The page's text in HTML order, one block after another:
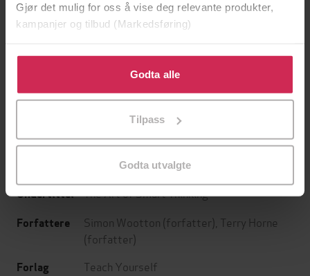
Gjør det mulig for oss å vise deg relevante produkter,
kampanjer og tilbud (Markedsføring)
Klikk på «Godta alle» for å gi oss ditt samtykke til å
bruke cookies for alle disse formålene. Du kan også
tilpasse ditt samtykke til spesifikke formål ved å klikke
Godta alle
Tilpass
Godta utvalgte
Jo Nesbø
Jørn Lier Horst
Undertittel The Art of Smart Thinking
Forfattere Simon Wootton (forfatter), Terry Horne
(forfatter)
Forlag Teach Yourself